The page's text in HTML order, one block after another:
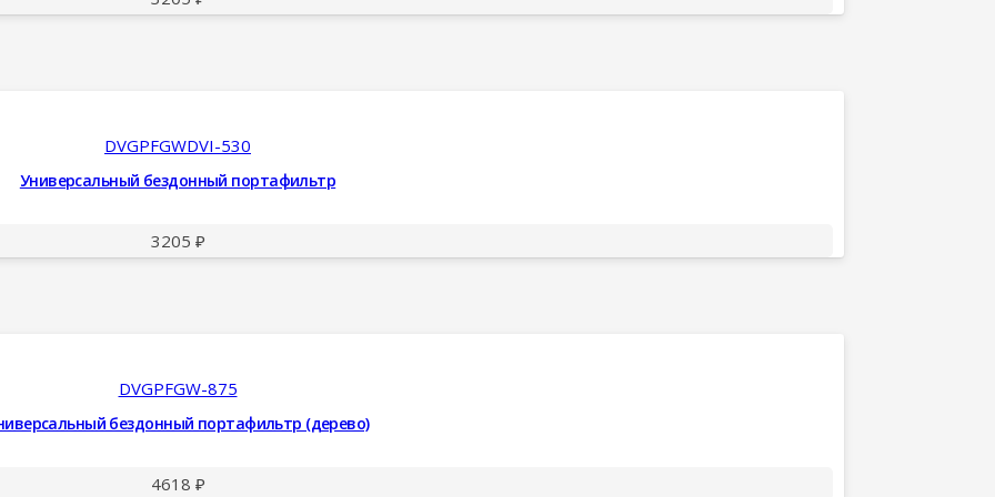
DVGPFGWDVI-530
Универсальный бездонный портафильтр
3205 ₽
DVGPFGW-875
бездонный портафильтр (дерево)
4618 ₽